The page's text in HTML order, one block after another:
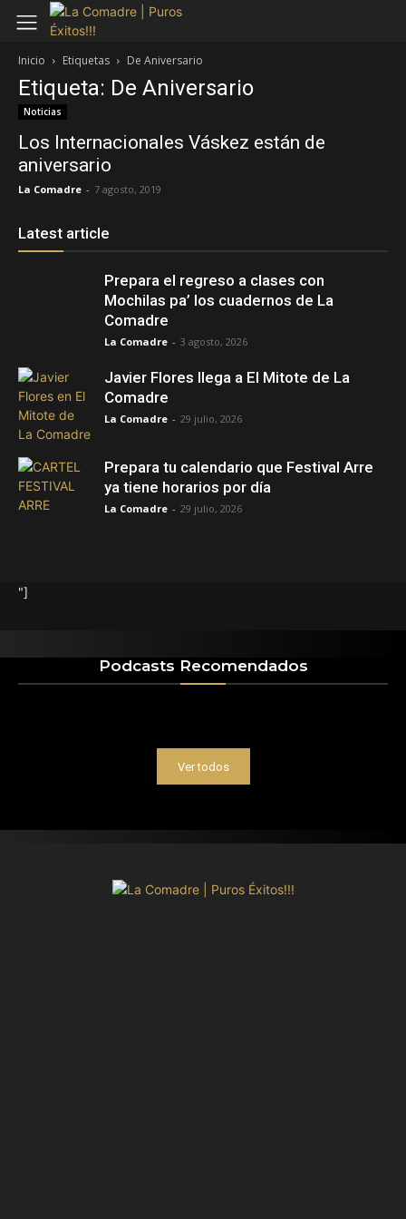
Inicio Etiquetas De Aniversario
Etiqueta: De Aniversario
Noticias
Los Internacionales Váskez están de
aniversario
La Comadre - 7 agosto, 2019
Latest article
Prepara el regreso a clases con
Mochilas pa’ los cuadernos de La
Comadre
La Comadre - 3 agosto, 2026
Javier Flores llega a El Mitote de La
Comadre
La Comadre - 29 julio, 2026
Prepara tu calendario que Festival Arre
ya tiene horarios por día
La Comadre - 29 julio, 2026
"]
Podcasts Recomendados
Ver todos